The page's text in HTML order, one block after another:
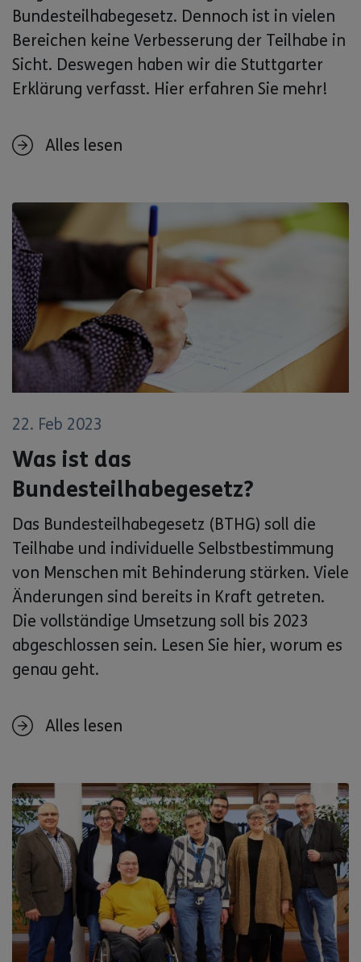
Bundesteilhabegesetz. Dennoch ist in vielen
Bereichen keine Verbesserung der Teilhabe in
Sicht. Deswegen haben wir die Stuttgarter
Erklärung verfasst. Hier erfahren Sie mehr!
Alles lesen
22. Feb 2023
Was ist das
Bundesteilhabegesetz?
Das Bundesteilhabegesetz (BTHG) soll die
Teilhabe und individuelle Selbstbestimmung
von Menschen mit Behinderung stärken. Viele
Änderungen sind bereits in Kraft getreten.
Die vollständige Umsetzung soll bis 2023
abgeschlossen sein. Lesen Sie hier, worum es
genau geht.
Alles lesen